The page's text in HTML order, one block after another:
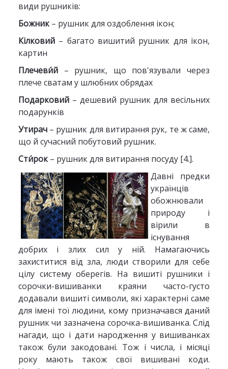
види рушників:
Божник– рушник для оздоблення ікон;
Кілковий– багато вишитий рушник для ікон,
картин
Плечеви́й– рушник, що пов'язували через
плече сватам у шлюбних обрядах
Подарковий– дешевий рушник для весільних
подарунків
Утирач– рушник для витирання рук, те ж саме,
що й сучасний побутовий рушник.
Сти́рок– рушник для витирання посуду [4.].
Давні предки
українців
обожнювали
природу і
вірили в
існування
добрих і злих сил у ній. Намагаючись
захиститися від зла, люди створили для себе
цілу систему оберегів. На вишиті рушники і
сорочки-вишиванки краяни часто-густо
додавали вишиті символи, які характерні саме
для імені тої людини, кому призначався даний
рушник чи зазначена сорочка-вишиванка. Слід
нагади, що і дати народження у вишиванках
також були закодовані. Тож і числа, і місяці
року мають також свої вишивані коди.